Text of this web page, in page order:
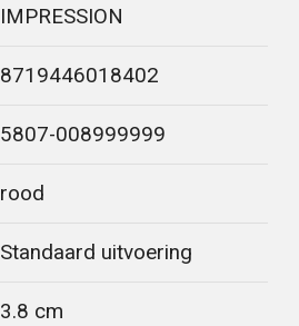
IMPRESSION
8719446018402
5807-008999999
rood
Standaard uitvoering
3.8 cm